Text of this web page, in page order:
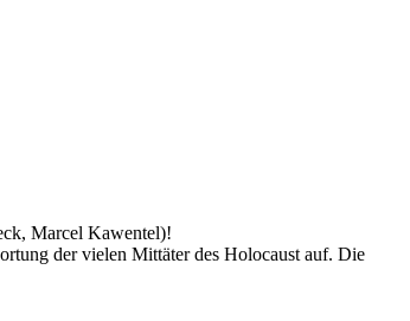
Marcel Kawentel)!
der vielen Mittäter des Holocaust auf. Die